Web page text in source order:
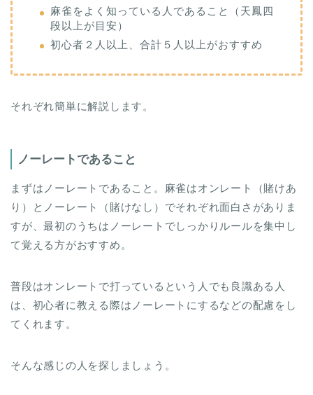
麻雀をよく知っている人であること（天鳳四
段以上が目安）
初心者２人以上、合計５人以上がおすすめ
それぞれ簡単に解説します。
ノーレートであること
まずはノーレートであること。麻雀はオンレート（賭けあ
り）とノーレート（賭けなし）でそれぞれ面白さがありま
すが、最初のうちはノーレートでしっかりルールを集中し
て覚える方がおすすめ。
普段はオンレートで打っているという人でも良識ある人
は、初心者に教える際はノーレートにするなどの配慮をし
てくれます。
そんな感じの人を探しましょう。